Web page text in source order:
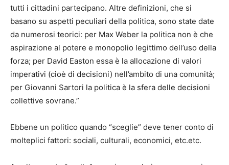
tutti i cittadini partecipano. Altre definizioni, che si
basano su aspetti peculiari della politica, sono state date
da numerosi teorici: per Max Weber la politica non è che
aspirazione al potere e monopolio legittimo dell’uso della
forza; per David Easton essa è la allocazione di valori
imperativi (cioè di decisioni) nell’ambito di una comunità;
per Giovanni Sartori la politica è la sfera delle decisioni
collettive sovrane.”
Ebbene un politico quando “sceglie” deve tener conto di
molteplici fattori: sociali, culturali, economici, etc.etc.